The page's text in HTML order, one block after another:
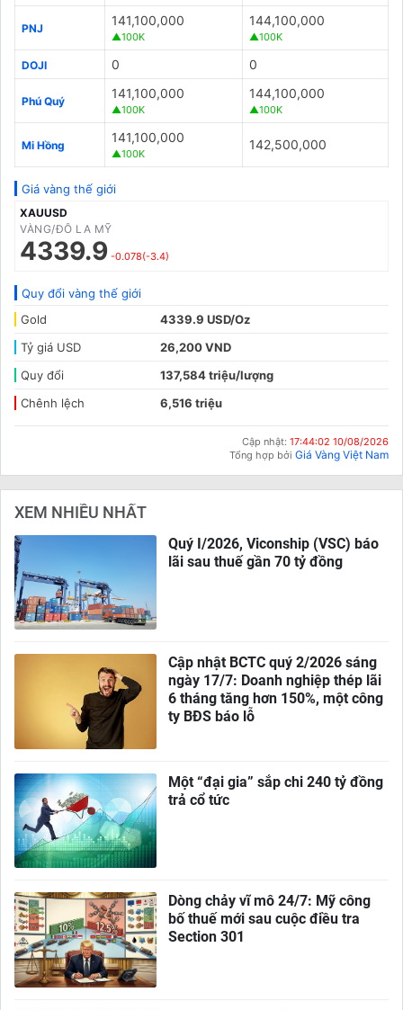
PNJ
141,100,000
▲100K
144,100,000
▲100K
DOJI 0 0
Phú Quý
141,100,000
▲100K
144,100,000
▲100K
Mi Hồng
141,100,000
▲100K
142,500,000
Giá vàng thế giới
XAUUSD
VÀNG/ĐÔ LA MỸ
4339.9 -0.078(-3.4)
Quy đổi vàng thế giới
Gold
4339.9 USD/Oz
Tỷ giá USD
26,200 VND
Quy đổi
137,584 triệu/lượng
Chênh lệch
6,516 triệu
Cập nhật: 17:44:02 10/08/2026
Tổng hợp bởi Giá Vàng Việt Nam
XEM NHIỀU NHẤT
Quý I/2026, Viconship (VSC) báo
lãi sau thuế gần 70 tỷ đồng
Cập nhật BCTC quý 2/2026 sáng
ngày 17/7: Doanh nghiệp thép lãi
6 tháng tăng hơn 150%, một công
ty BĐS báo lỗ
Một “đại gia” sắp chi 240 tỷ đồng
trả cổ tức
Dòng chảy vĩ mô 24/7: Mỹ công
bố thuế mới sau cuộc điều tra
Section 301